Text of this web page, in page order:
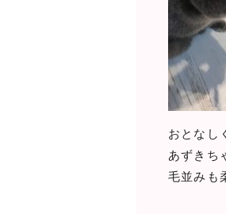
おとなし
あずきち
毛並みも